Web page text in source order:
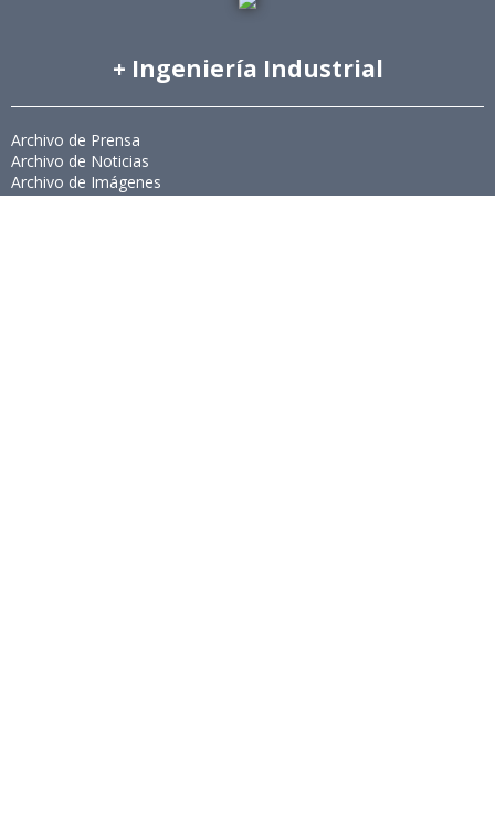
+ Ingeniería Industrial
Archivo de Prensa
Archivo de Noticias
Archivo de Imágenes
Archivo videos